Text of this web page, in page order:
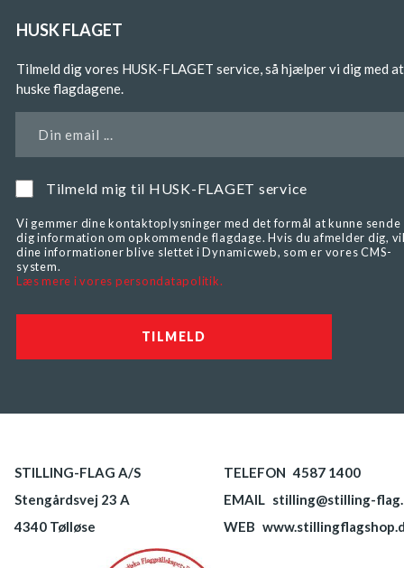
HUSK FLAGET
Tilmeld dig vores HUSK-FLAGET service, så hjælper vi dig med at
huske flagdagene.
Din email ...
Tilmeld mig til HUSK-FLAGET service
Vi gemmer dine kontaktoplysninger med det formål at kunne sende
dig information om opkommende flagdage. Hvis du afmelder dig,
dine informationer blive slettet i Dynamicweb, som er vores CMS-
system.
Læs mere i vores persondatapolitik.
STILLING-FLAG A/S
Stengårdsvej 23 A
4340 Tølløse
TELEFON 4587 1400
EMAIL stilling@stilling-
WEB